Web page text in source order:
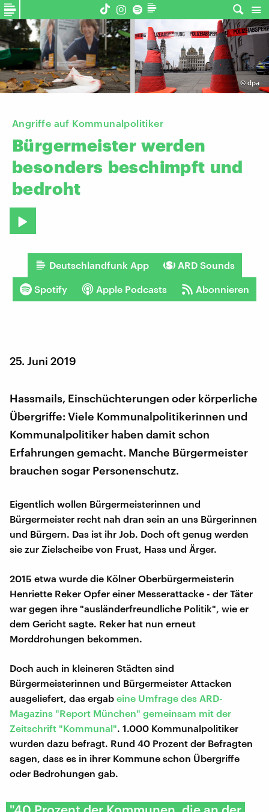
©dpa
Angriffe auf Kommunalpolitiker
Bürgermeister werden
besonders beschimpft und
bedroht
Deutschlandfunk App ARD Sounds
Spotify Apple Podcasts Abonnieren
25. Juni 2019
Hassmails, Einschüchterungen oder körperliche
Übergriffe: Viele Kommunalpolitikerinnen und
Kommunalpolitiker haben damit schon
Erfahrungen gemacht. Manche Bürgermeister
brauchen sogar Personenschutz.
Eigentlich wollen Bürgermeisterinnen und
Bürgermeister recht nah dran sein an uns Bürgerinnen
und Bürgern. Das ist ihr Job. Doch oft genug werden
sie zur Zielscheibe von Frust, Hass und Ärger.
2015 etwa wurde die Kölner Oberbürgermeisterin
Henriette Reker Opfer einer Messerattacke - der Täter
war gegen ihre "ausländerfreundliche Politik", wie er
dem Gericht sagte. Reker hat nun erneut
Morddrohungen bekommen.
Doch auch in kleineren Städten sind
Bürgermeisterinnen und Bürgermeister Attacken
ausgeliefert, das ergab eine Umfrage des ARD-
Magazins "Report München" gemeinsam mit der
Zeitschrift "Kommunal". 1.000 Kommunalpolitiker
wurden dazu befragt. Rund 40 Prozent der Befragten
sagen, dass es in ihrer Kommune schon Übergriffe
oder Bedrohungen gab.